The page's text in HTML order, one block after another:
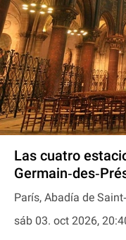
Las cuatro
París, Abadía de
sáb 03. oct 2026,